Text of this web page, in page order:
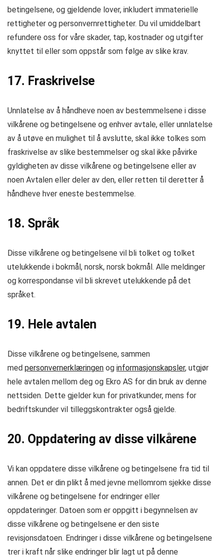
betingelsene, og gjeldende lover, inkludert immaterielle
rettigheter og personvernrettigheter. Du vil umiddelbart
refundere oss for våre skader, tap, kostnader og utgifter
knyttet til eller som oppstår som følge av slike krav.
17. Fraskrivelse
Unnlatelse av å håndheve noen av bestemmelsene i disse
vilkårene og betingelsene og enhver avtale, eller unnlatelse
av å utøve en mulighet til å avslutte, skal ikke tolkes som
fraskrivelse av slike bestemmelser og skal ikke påvirke
gyldigheten av disse vilkårene og betingelsene eller av
noen Avtalen eller deler av den, eller retten til deretter å
håndheve hver eneste bestemmelse.
18. Språk
Disse vilkårene og betingelsene vil bli tolket og tolket
utelukkende i bokmål, norsk, norsk bokmål. Alle meldinger
og korrespondanse vil bli skrevet utelukkende på det
språket.
19. Hele avtalen
Disse vilkårene og betingelsene, sammen
med personvernerklæringen og informasjonskapsler, utgjør
hele avtalen mellom deg og Ekro AS for din bruk av denne
nettsiden. Dette gjelder kun for privatkunder, mens for
bedriftskunder vil tilleggskontrakter også gjelde.
20. Oppdatering av disse vilkårene
Vi kan oppdatere disse vilkårene og betingelsene fra tid til
annen. Det er din plikt å med jevne mellomrom sjekke disse
vilkårene og betingelsene for endringer eller
oppdateringer. Datoen som er oppgitt i begynnelsen av
disse vilkårene og betingelsene er den siste
revisjonsdatoen. Endringer i disse vilkårene og betingelsene
trer i kraft når slike endringer blir lagt ut på denne